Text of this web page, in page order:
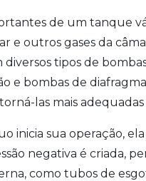
de um tanque
e outros gases da
diversos tipos de
e bombas de
las mais
inicia sua operação,
negativa é criada,
como tubos de